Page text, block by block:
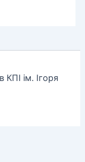
ім. Ігоря